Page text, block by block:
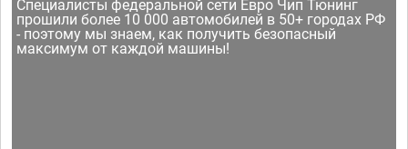
Специалисты федеральной сети Евро Чип Тюнинг
прошили более 10 000 автомобилей в 50+ городах РФ
- поэтому мы знаем, как получить безопасный
максимум от каждой машины!